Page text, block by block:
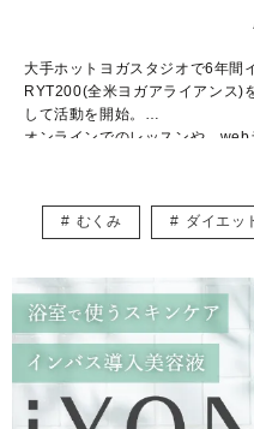
大手ホットヨガスタジオで6年間
RYT200(全米ヨガアライアンス)
して活動を開始。
オンラインでのレッスンや、
にヨガの良さをわかりやすく伝
むくみ ダイエッ